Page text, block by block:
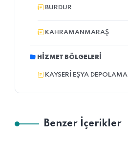
BURDUR
KAHRAMANMARAŞ
HIZMET BÖLGELERI
KAYSERI EŞYA DEPOLAMA
Benzer İçerikler